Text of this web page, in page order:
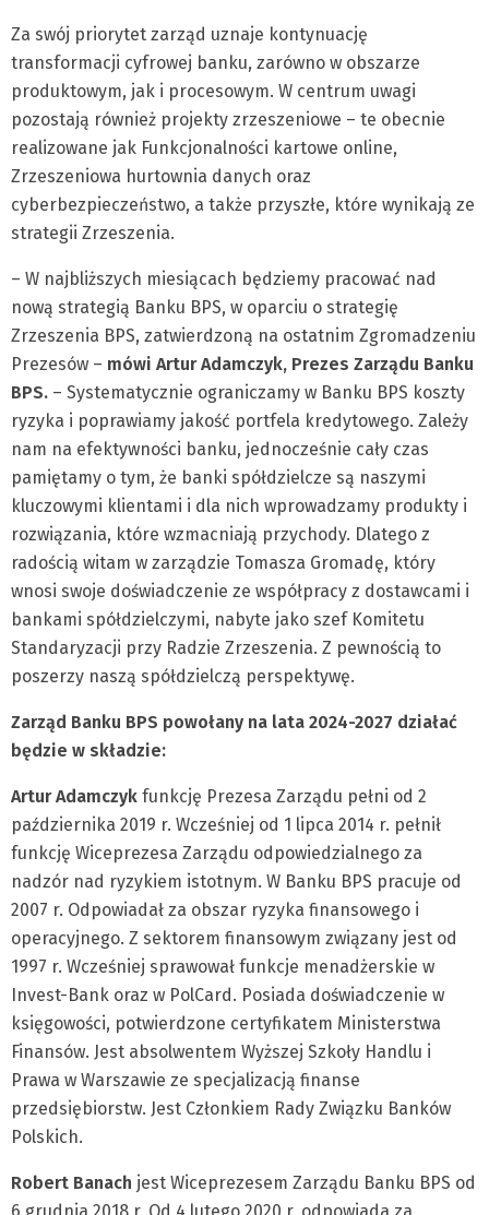
Za swój priorytet zarząd uznaje kontynuację
transformacji cyfrowej banku, zarówno w obszarze
produktowym, jak i procesowym. W centrum uwagi
pozostają również projekty zrzeszeniowe – te obecnie
realizowane jak Funkcjonalności kartowe online,
Zrzeszeniowa hurtownia danych oraz
cyberbezpieczeństwo, a także przyszłe, które wynikają ze
strategii Zrzeszenia.
– W najbliższych miesiącach będziemy pracować nad
nową strategią Banku BPS, w oparciu o strategię
Zrzeszenia BPS, zatwierdzoną na ostatnim Zgromadzeniu
Prezesów – mówi Artur Adamczyk, Prezes Zarządu Banku
BPS. – Systematycznie ograniczamy w Banku BPS koszty
ryzyka i poprawiamy jakość portfela kredytowego. Zależy
nam na efektywności banku, jednocześnie cały czas
pamiętamy o tym, że banki spółdzielcze są naszymi
kluczowymi klientami i dla nich wprowadzamy produkty i
rozwiązania, które wzmacniają przychody. Dlatego z
radością witam w zarządzie Tomasza Gromadę, który
wnosi swoje doświadczenie ze współpracy z dostawcami i
bankami spółdzielczymi, nabyte jako szef Komitetu
Standaryzacji przy Radzie Zrzeszenia. Z pewnością to
poszerzy naszą spółdzielczą perspektywę.
Zarząd Banku BPS powołany na lata 2024-2027 działać
będzie w składzie:
Artur Adamczyk funkcję Prezesa Zarządu pełni od 2
października 2019 r. Wcześniej od 1 lipca 2014 r. pełnił
funkcję Wiceprezesa Zarządu odpowiedzialnego za
nadzór nad ryzykiem istotnym. W Banku BPS pracuje od
2007 r. Odpowiadał za obszar ryzyka finansowego i
operacyjnego. Z sektorem finansowym związany jest od
1997 r. Wcześniej sprawował funkcje menadżerskie w
Invest-Bank oraz w PolCard. Posiada doświadczenie w
księgowości, potwierdzone certyfikatem Ministerstwa
Finansów. Jest absolwentem Wyższej Szkoły Handlu i
Prawa w Warszawie ze specjalizacją finanse
przedsiębiorstw. Jest Członkiem Rady Związku Banków
Polskich.
Robert Banach jest Wiceprezesem Zarządu Banku BPS od